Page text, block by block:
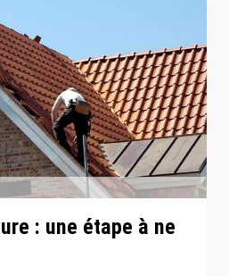
: une étape à ne